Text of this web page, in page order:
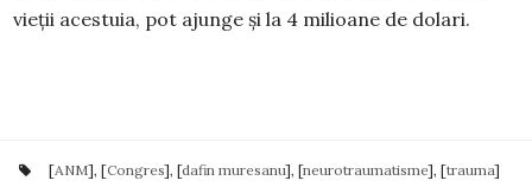
vieții acestuia, pot ajunge şi la 4 milioane de dolari.
[ANM], [Congres], [dafin muresanu], [neurotraumatisme], [trauma]